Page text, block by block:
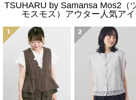
TSUHARU by Samansa Mos2（
モスモス）アウター人気ア
1 2